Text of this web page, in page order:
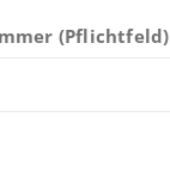
(Pflichtfeld)